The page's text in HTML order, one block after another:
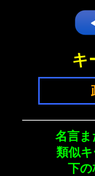
キ
名言ま
類似
下の